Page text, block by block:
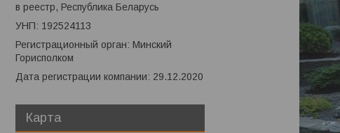
в реестр, Республика Беларусь
УНП: 192524113
Регистрационный орган: Минский
Горисполком
Дата регистрации компании: 29.12.2020
Карта